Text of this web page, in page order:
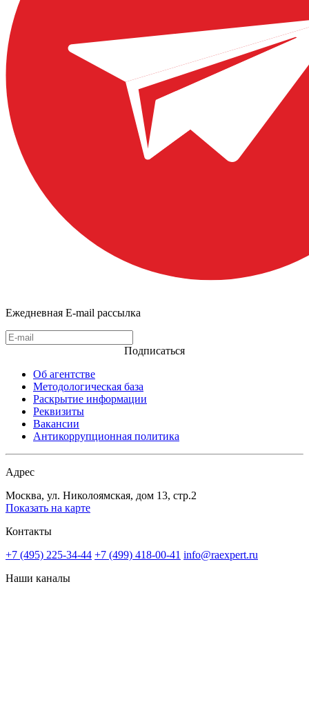
Ежедневная E-mail рассылка
Подписаться
Об агентстве
Методологическая база
Раскрытие информации
Реквизиты
Вакансии
Антикоррупционная политика
Адрес
Москва, ул. Николоямская, дом 13, стр.2
Показать на карте
Контакты
+7 (495) 225-34-44 +7 (499) 418-00-41 info@raexpert.ru
Наши каналы